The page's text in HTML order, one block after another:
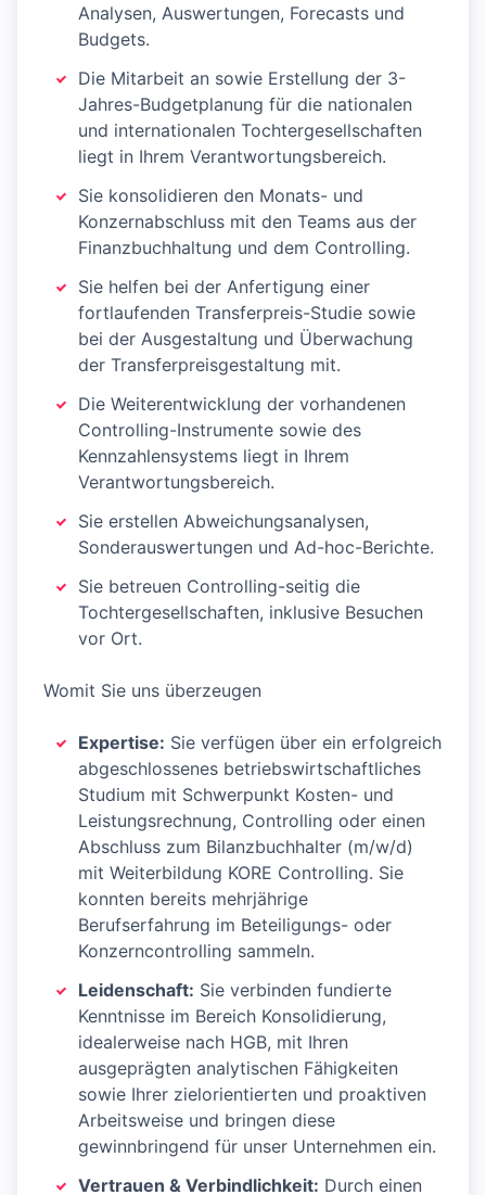
Analysen, Auswertungen, Forecasts und
Budgets.
Die Mitarbeit an sowie Erstellung der 3-
Jahres-Budgetplanung für die nationalen
und internationalen Tochtergesellschaften
liegt in Ihrem Verantwortungsbereich.
Sie konsolidieren den Monats- und
Konzernabschluss mit den Teams aus der
Finanzbuchhaltung und dem Controlling.
Sie helfen bei der Anfertigung einer
fortlaufenden Transferpreis-Studie sowie
bei der Ausgestaltung und Überwachung
der Transferpreisgestaltung mit.
Die Weiterentwicklung der vorhandenen
Controlling-Instrumente sowie des
Kennzahlensystems liegt in Ihrem
Verantwortungsbereich.
Sie erstellen Abweichungsanalysen,
Sonderauswertungen und Ad-hoc-Berichte.
Sie betreuen Controlling-seitig die
Tochtergesellschaften, inklusive Besuchen
vor Ort.
Womit Sie uns überzeugen
Expertise: Sie verfügen über ein erfolgreich
abgeschlossenes betriebswirtschaftliches
Studium mit Schwerpunkt Kosten- und
Leistungsrechnung, Controlling oder einen
Abschluss zum Bilanzbuchhalter (m/w/d)
mit Weiterbildung KORE Controlling. Sie
konnten bereits mehrjährige
Berufserfahrung im Beteiligungs- oder
Konzerncontrolling sammeln.
Leidenschaft: Sie verbinden fundierte
Kenntnisse im Bereich Konsolidierung,
idealerweise nach HGB, mit Ihren
ausgeprägten analytischen Fähigkeiten
sowie Ihrer zielorientierten und proaktiven
Arbeitsweise und bringen diese
gewinnbringend für unser Unternehmen ein.
Vertrauen & Verbindlichkeit: Durch einen